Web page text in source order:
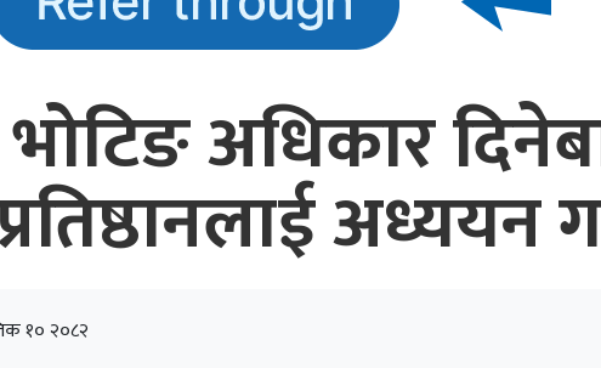
भोटिङ अधिकार
अध्ययन
१० २०८२